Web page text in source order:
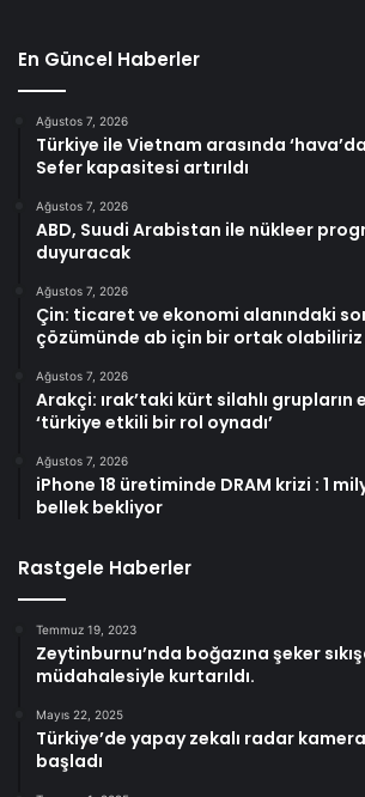
En Güncel Haberler
Ağustos 7, 2026
Türkiye ile Vietnam arasında
Sefer kapasitesi artırıldı
Ağustos 7, 2026
ABD, Suudi Arabistan ile nükleer
duyuracak
Ağustos 7, 2026
Çin: ticaret ve ekonomi alanındaki
çözümünde ab için bir ortak olabiliriz
Ağustos 7, 2026
Arakçi: ırak’taki kürt silahlı grupların
‘türkiye etkili bir rol oynadı’
Ağustos 7, 2026
iPhone 18 üretiminde DRAM krizi : 1
bellek bekliyor
Rastgele Haberler
Temmuz 19, 2023
Zeytinburnu’nda boğazına şeker
müdahalesiyle kurtarıldı.
Mayıs 22, 2025
Türkiye’de yapay zekalı radar
başladı